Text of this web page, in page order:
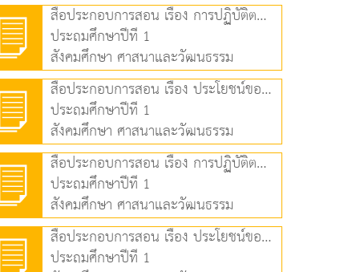
สื่อประกอบการสอน เรื่อง การปฏิบัติตนเป็นสมาชิกที่ดีของครอบครัว (5.04 MB)
ประถมศึกษาปีที่ 1
สังคมศึกษา ศาสนาและวัฒนธรรม
สื่อประกอบการสอน เรื่อง ประโยชน์ของการปฏิบัติตนเป็นสมาชิกที่ดีของครอบครัว (6.16 MB)
ประถมศึกษาปีที่ 1
สังคมศึกษา ศาสนาและวัฒนธรรม
สื่อประกอบการสอน เรื่อง การปฏิบัติตนเป็นสมาชิกที่ดีของโรงเรียน (3.41 MB)
ประถมศึกษาปีที่ 1
สังคมศึกษา ศาสนาและวัฒนธรรม
สื่อประกอบการสอน เรื่อง ประโยชน์ของการปฏิบัติตนเป็นสมาชิกที่ดีของโรงเรียน (7.26 MB)
ประถมศึกษาปีที่ 1